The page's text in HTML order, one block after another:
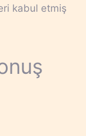
kabul etmiş